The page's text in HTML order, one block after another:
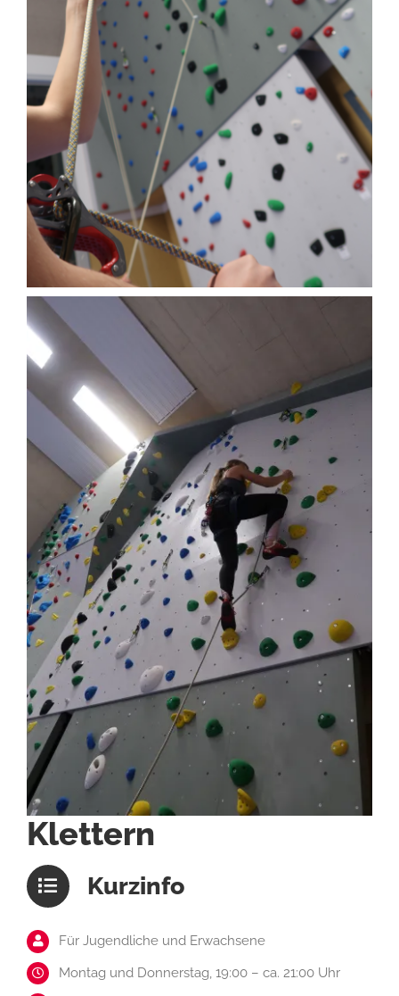
Klettern
Kurzinfo
Für Jugendliche und Erwachsene
Montag und Donnerstag, 19:00 – ca. 21:00 Uhr